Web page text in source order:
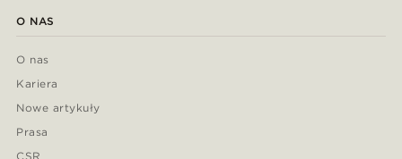
O NAS
O nas
Kariera
Nowe artykuły
Prasa
CSR